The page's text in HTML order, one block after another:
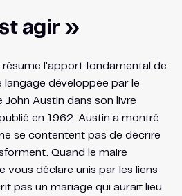
agir »
l’apport fondamental de
langage développée par le
Austin dans son livre
en 1962. Austin a montré
se contentent pas de décrire
Quand le maire
vous déclare unis par les liens
pas un mariage qui aurait lieu